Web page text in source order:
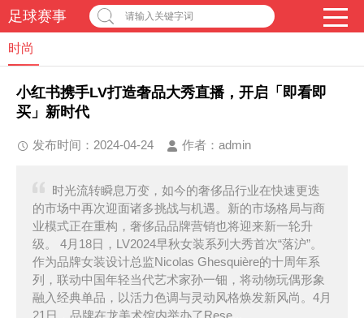
足球赛事 请输入关键字词
时尚
​小红书携手LV打造奢品大秀直播，开启「即看即
买」新时代
发布时间：2024-04-24 作者： admin
时光流转瞬息万变，如今的奢侈品行业在快速更迭
的市场中再次迎面诸多挑战与机遇。新的市场格局与商
业模式正在重构，奢侈品品牌营销也将迎来新一轮升
级。 4月18日，LV2024早秋女装系列大秀首次“落沪”。
作为品牌女装设计总监Nicolas Ghesquière的十周年系
列，联动中国年轻当代艺术家孙一钿，将动物玩偶形象
融入经典单品，以活力色调与灵动风格焕发新风尚。4月
21日，品牌在龙美术馆内举办了Rese...